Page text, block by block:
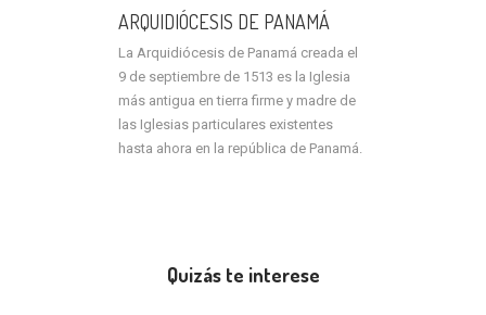
ARQUIDIÓCESIS DE PANAMÁ
La Arquidiócesis de Panamá creada el
9 de septiembre de 1513 es la Iglesia
más antigua en tierra firme y madre de
las Iglesias particulares existentes
hasta ahora en la república de Panamá.
Quizás te interese